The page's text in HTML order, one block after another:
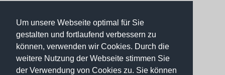
Um unsere Webseite optimal für Sie
gestalten und fortlaufend verbessern zu
können, verwenden wir Cookies. Durch die
weitere Nutzung der Webseite stimmen Sie
der Verwendung von Cookies zu. Sie können